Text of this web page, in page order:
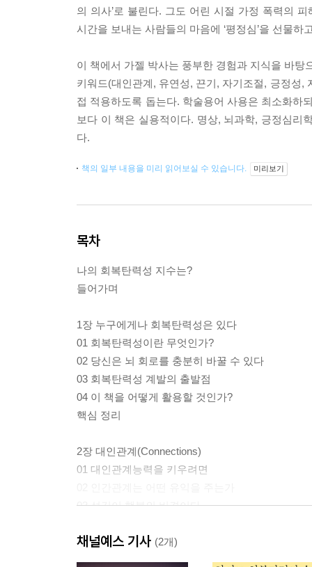
의 의사’로 불린다. 그도 어린 시절 가정 폭력의
시간을 보내는 사람들의 마음에 ‘평정심’을 선물하
이 책에서 가젤 박사는 풍부한 경험과 지식을 바
키워드(대인관계, 유연성, 끈기, 자기조절, 긍정성
접 적용하도록 돕는다. 학술용어 사용은 최소화하
보다 이 책은 실용적이다. 명상, 뇌과학, 긍정심리
다.
책의 일부 내용을 미리 읽어보실 수 있습니다. 미리보기
목차
나의 회복탄력성 지수는?
들어가며
1장 누구에게나 회복탄력성은 있다
01 회복탄력성이란 무엇인가?
02 당신은 뇌 회로를 충분히 바꿀 수 있다
03 회복탄력성 계발의 출발점
04 이 책을 어떻게 활용할 것인가?
핵심 정리
2장 대인관계(Connections)
01 대인관계능력을 키우려면
03 섬김이 행복의 비결이다
3장 유연성(Flexibility)
채널예스 기사 (2개)